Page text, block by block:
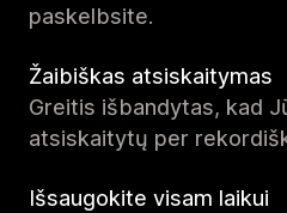
paskelbsite.
Žaibiškas atsiskaitymas
Greitis išbandytas, kad
atsiskaitytų per
Išsaugokite visam laikui